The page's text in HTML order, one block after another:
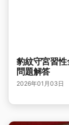
豹紋守宮習
問題解答
2026年01月03日